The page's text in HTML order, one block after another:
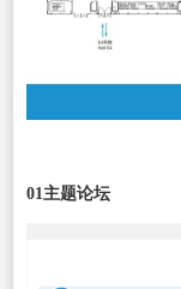
01主题论坛